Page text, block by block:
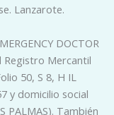
Lanzarote.
DOCTOR
Registro Mercantil
50, S 8, H IL
y domicilio social
PALMAS). También